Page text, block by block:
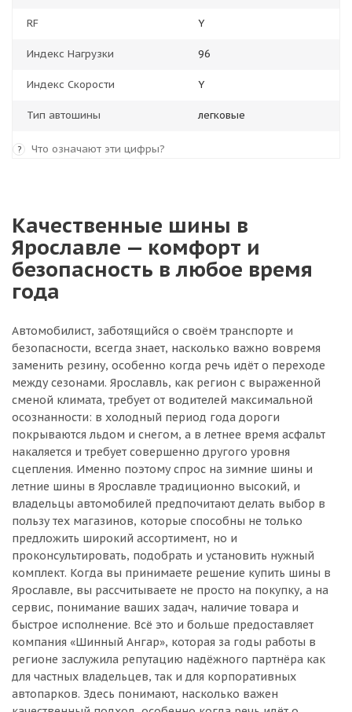
RF Y
Индекс Нагрузки 96
Индекс Скорости Y
Тип автошины легковые
? Что означают эти цифры?
Качественные шины в
Ярославле — комфорт и
безопасность в любое время
года
Автомобилист, заботящийся о своём транспорте и
безопасности, всегда знает, насколько важно вовремя
заменить резину, особенно когда речь идёт о переходе
между сезонами. Ярославль, как регион с выраженной
сменой климата, требует от водителей максимальной
осознанности: в холодный период года дороги
покрываются льдом и снегом, а в летнее время асфальт
накаляется и требует совершенно другого уровня
сцепления. Именно поэтому спрос на зимние шины и
летние шины в Ярославле традиционно высокий, и
владельцы автомобилей предпочитают делать выбор в
пользу тех магазинов, которые способны не только
предложить широкий ассортимент, но и
проконсультировать, подобрать и установить нужный
комплект. Когда вы принимаете решение купить шины в
Ярославле, вы рассчитываете не просто на покупку, а на
сервис, понимание ваших задач, наличие товара и
быстрое исполнение. Всё это и больше предоставляет
компания «Шинный Ангар», которая за годы работы в
регионе заслужила репутацию надёжного партнёра как
для частных владельцев, так и для корпоративных
автопарков. Здесь понимают, насколько важен